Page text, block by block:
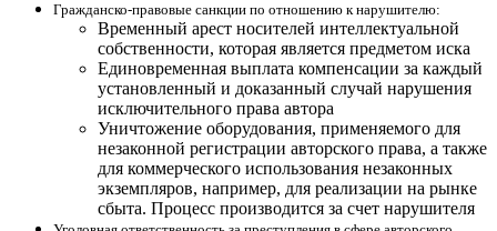
Гражданско-правовые санкции по отношению к нарушителю:
Временный арест носителей интеллектуальной
собственности, которая является предметом иска
Единовременная выплата компенсации за каждый
установленный и доказанный случай нарушения
исключительного права автора
Уничтожение оборудования, применяемого для
незаконной регистрации авторского права, а также
для коммерческого использования незаконных
экземпляров, например, для реализации на рынке
сбыта. Процесс производится за счет нарушителя